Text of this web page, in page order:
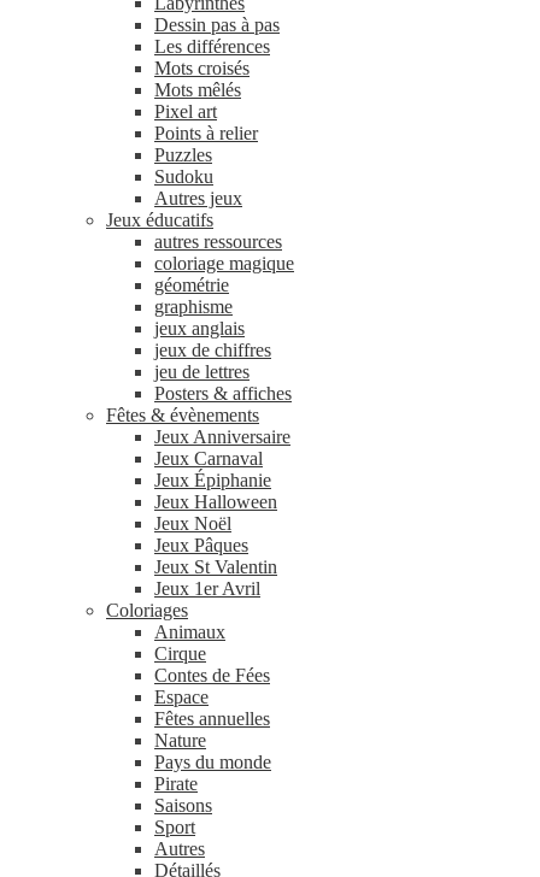
Dessin pas à pas
Les différences
Mots croisés
Mots mêlés
Pixel art
Points à relier
Puzzles
Sudoku
Autres jeux
Jeux éducatifs
autres ressources
coloriage magique
géométrie
graphisme
jeux anglais
jeux de chiffres
jeu de lettres
Posters & affiches
Fêtes & évènements
Jeux Anniversaire
Jeux Carnaval
Jeux Épiphanie
Jeux Halloween
Jeux Noël
Jeux Pâques
Jeux St Valentin
Jeux 1er Avril
Coloriages
Animaux
Cirque
Contes de Fées
Espace
Fêtes annuelles
Nature
Pays du monde
Pirate
Saisons
Sport
Autres
Détaillés